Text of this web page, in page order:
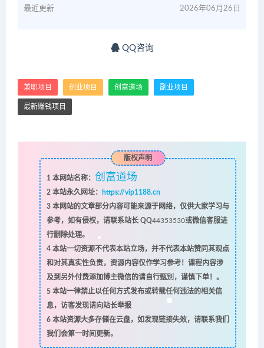
最近更新 2026年06月26日
QQ咨询
兼职项目 创业项目 创富道场 副业项目
最新赚钱项目
版权声明
1 本网站名称： 创富道场
2本站永久网址：
https://vip1188.cn
3本网站的文章部分内容可能来源于网络，仅供大家学习与
参考，如有侵权，请联系站长 QQ44353530或微信客服进
行删除处理。
4本站一切资源不代表本站立场，并不代表本站赞同其观点
和对其真实性负责，资源内容仅作学习参考！课程内容涉
及到另外付费添加博主微信的请自行甄别，谨慎下单！。
5本站一律禁止以任何方式发布或转载任何违法的相关信
息，访客发现请向站长举报
6本站资源大多存储在云盘，如发现链接失效，请联系我们
我们会第一时间更新。